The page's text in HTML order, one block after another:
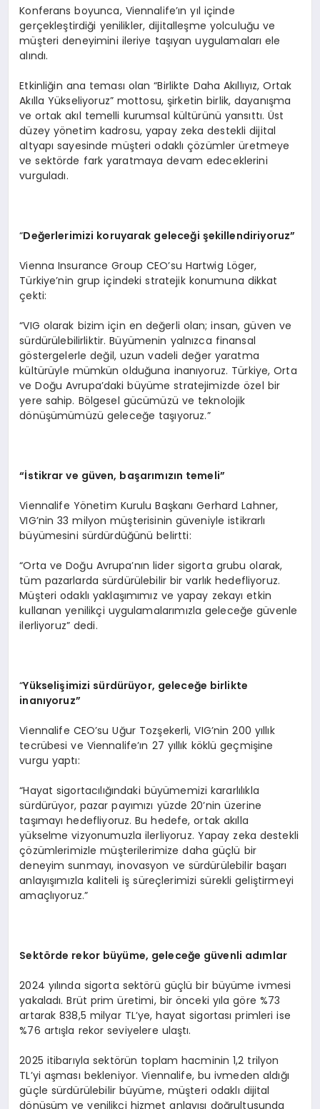
Konferans boyunca, Viennalife’ın yıl içinde
gerçekleştirdiği yenilikler, dijitalleşme yolculuğu ve
müşteri deneyimini ileriye taşıyan uygulamaları ele
alındı.
Etkinliğin ana teması olan “Birlikte Daha Akıllıyız, Ortak
Akılla Yükseliyoruz” mottosu, şirketin birlik, dayanışma
ve ortak akıl temelli kurumsal kültürünü yansıttı. Üst
düzey yönetim kadrosu, yapay zeka destekli dijital
altyapı sayesinde müşteri odaklı çözümler üretmeye
ve sektörde fark yaratmaya devam edeceklerini
vurguladı.
“Değerlerimizi koruyarak geleceği şekillendiriyoruz”
Vienna Insurance Group CEO’su Hartwig Löger,
Türkiye’nin grup içindeki stratejik konumuna dikkat
çekti:
“VIG olarak bizim için en değerli olan; insan, güven ve
sürdürülebilirliktir. Büyümenin yalnızca finansal
göstergelerle değil, uzun vadeli değer yaratma
kültürüyle mümkün olduğuna inanıyoruz. Türkiye, Orta
ve Doğu Avrupa’daki büyüme stratejimizde özel bir
yere sahip. Bölgesel gücümüzü ve teknolojik
dönüşümümüzü geleceğe taşıyoruz.”
“İstikrar ve güven, başarımızın temeli”
Viennalife Yönetim Kurulu Başkanı Gerhard Lahner,
VIG’nin 33 milyon müşterisinin güveniyle istikrarlı
büyümesini sürdürdüğünü belirtti:
“Orta ve Doğu Avrupa’nın lider sigorta grubu olarak,
tüm pazarlarda sürdürülebilir bir varlık hedefliyoruz.
Müşteri odaklı yaklaşımımız ve yapay zekayı etkin
kullanan yenilikçi uygulamalarımızla geleceğe güvenle
ilerliyoruz” dedi.
“Yükselişimizi sürdürüyor, geleceğe birlikte
inanıyoruz”
Viennalife CEO’su Uğur Tozşekerli, VIG’nin 200 yıllık
tecrübesi ve Viennalife’ın 27 yıllık köklü geçmişine
vurgu yaptı:
“Hayat sigortacılığındaki büyümemizi kararlılıkla
sürdürüyor, pazar payımızı yüzde 20’nin üzerine
taşımayı hedefliyoruz. Bu hedefe, ortak akılla
yükselme vizyonumuzla ilerliyoruz. Yapay zeka destekli
çözümlerimizle müşterilerimize daha güçlü bir
deneyim sunmayı, inovasyon ve sürdürülebilir başarı
anlayışımızla kaliteli iş süreçlerimizi sürekli geliştirmeyi
amaçlıyoruz.”
Sektörde rekor büyüme, geleceğe güvenli adımlar
2024 yılında sigorta sektörü güçlü bir büyüme ivmesi
yakaladı. Brüt prim üretimi, bir önceki yıla göre %73
artarak 838,5 milyar TL’ye, hayat sigortası primleri ise
%76 artışla rekor seviyelere ulaştı.
2025 itibarıyla sektörün toplam hacminin 1,2 trilyon
TL’yi aşması bekleniyor. Viennalife, bu ivmeden aldığı
güçle sürdürülebilir büyüme, müşteri odaklı dijital
dönüşüm ve yenilikçi hizmet anlayışı doğrultusunda